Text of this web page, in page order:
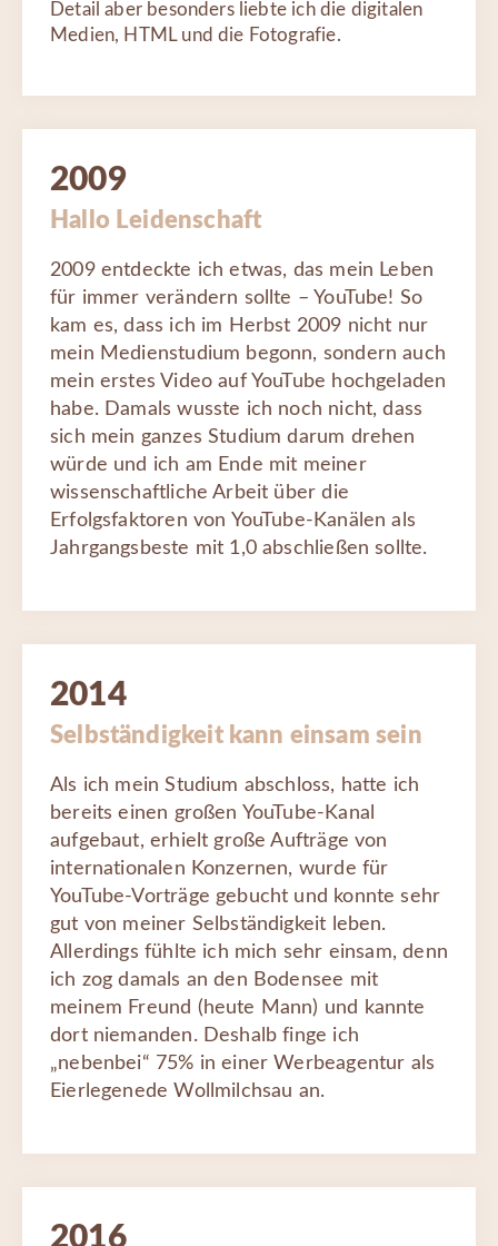
Detail aber besonders liebte ich die digitalen
Medien, HTML und die Fotografie.
2009
Hallo Leidenschaft
2009 entdeckte ich etwas, das mein Leben
für immer verändern sollte – YouTube! So
kam es, dass ich im Herbst 2009 nicht nur
mein Medienstudium begonn, sondern auch
mein erstes Video auf YouTube hochgeladen
habe. Damals wusste ich noch nicht, dass
sich mein ganzes Studium darum drehen
würde und ich am Ende mit meiner
wissenschaftliche Arbeit über die
Erfolgsfaktoren von YouTube-Kanälen als
Jahrgangsbeste mit 1,0 abschließen sollte.
2014
Selbständigkeit kann einsam sein
Als ich mein Studium abschloss, hatte ich
bereits einen großen YouTube-Kanal
aufgebaut, erhielt große Aufträge von
internationalen Konzernen, wurde für
YouTube-Vorträge gebucht und konnte sehr
gut von meiner Selbständigkeit leben.
Allerdings fühlte ich mich sehr einsam, denn
ich zog damals an den Bodensee mit
meinem Freund (heute Mann) und kannte
dort niemanden. Deshalb finge ich
„nebenbei“ 75% in einer Werbeagentur als
Eierlegenede Wollmilchsau an.
2016